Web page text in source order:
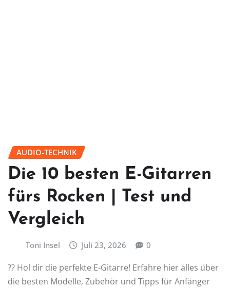
AUDIO-TECHNIK
Die 10 besten E-Gitarren
fürs Rocken | Test und
Vergleich
Toni Insel Juli 23, 2026 0
?? Hol dir die perfekte E-Gitarre! Erfahre hier alles über
die besten Modelle, Zubehör und Tipps für Anfänger